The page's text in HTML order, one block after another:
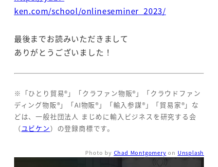
ken.com/school/onlineseminer_2023/
最後までお読みいただきまして
ありがとうございました！
※「ひとり貿易®」「クラファン物販®」「クラウドファン
ディング物販®」「AI物販®」「輸入参謀®」「貿易家®」な
どは、一般社団法人 まじめに輸入ビジネスを研究する会
（ユビケン）の登録商標です。
Photo by Chad Montgomery on Unsplash